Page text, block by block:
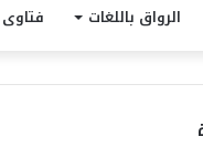
الرواق باللغات فتاوى